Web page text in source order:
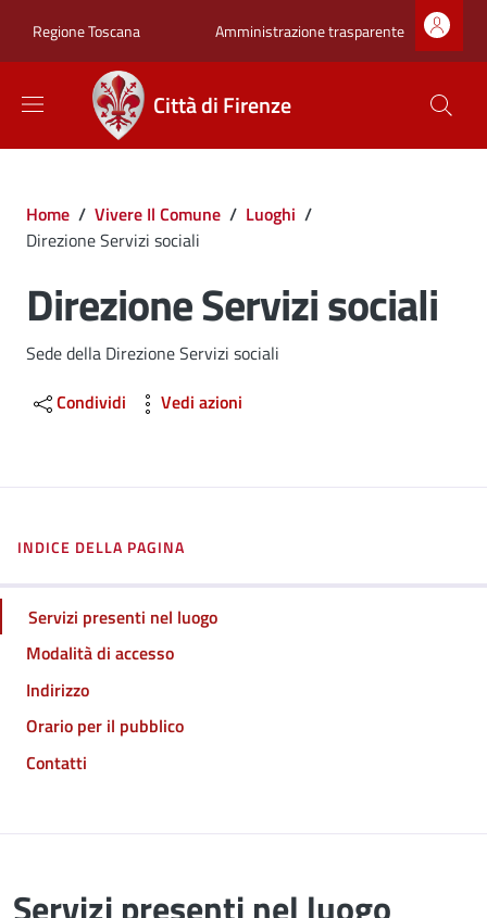
Regione Toscana Zona superiore
Amministrazione trasparente
Città di Firenze
Briciole di pane
Home / Vivere Il Comune / Luoghi /
Direzione Servizi sociali
Direzione Servizi sociali
Dettagli
Sede della Direzione Servizi sociali
Condividi
Vedi azioni
INDICE DELLA PAGINA
Servizi presenti nel luogo
Modalità di accesso
Indirizzo
Orario per il pubblico
Contatti